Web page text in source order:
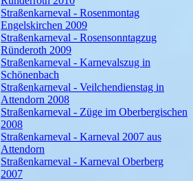
Straßenkarneval - Rosenmontag
Engelskirchen 2009
Straßenkarneval - Rosensonntagzug
Ründeroth 2009
Straßenkarneval - Karnevalszug in
Schönenbach
Straßenkarneval - Veilchendienstag in
Attendorn 2008
Straßenkarneval - Züge im Oberbergischen
2008
Straßenkarneval - Karneval 2007 aus
Attendorn
Straßenkarneval - Karneval Oberberg
2007